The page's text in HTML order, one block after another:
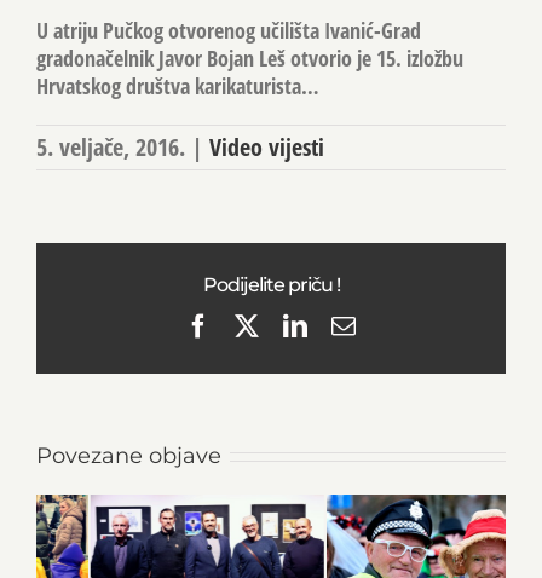
U atriju Pučkog otvorenog učilišta Ivanić-Grad
gradonačelnik Javor Bojan Leš otvorio je 15. izložbu
Hrvatskog društva karikaturista…
5. veljače, 2016. | Video vijesti
Podijelite priču !
FacebookLinkedIn
Email
Povezane objave